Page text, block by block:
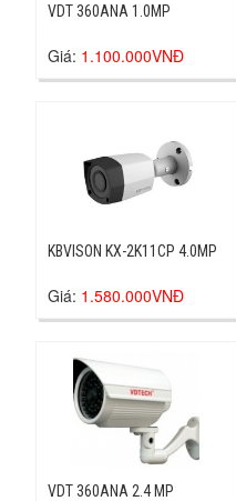
VDT 360ANA 1.0MP
Giá: 1.100.000VNĐ
KBVISON KX-2K11CP 4.0MP
Giá: 1.580.000VNĐ
VDT 360ANA 2.4 MP